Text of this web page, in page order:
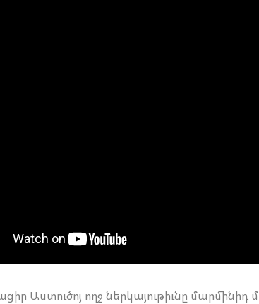
Աստուծոյ ողջ ներկայութիւնը մարմինիդ